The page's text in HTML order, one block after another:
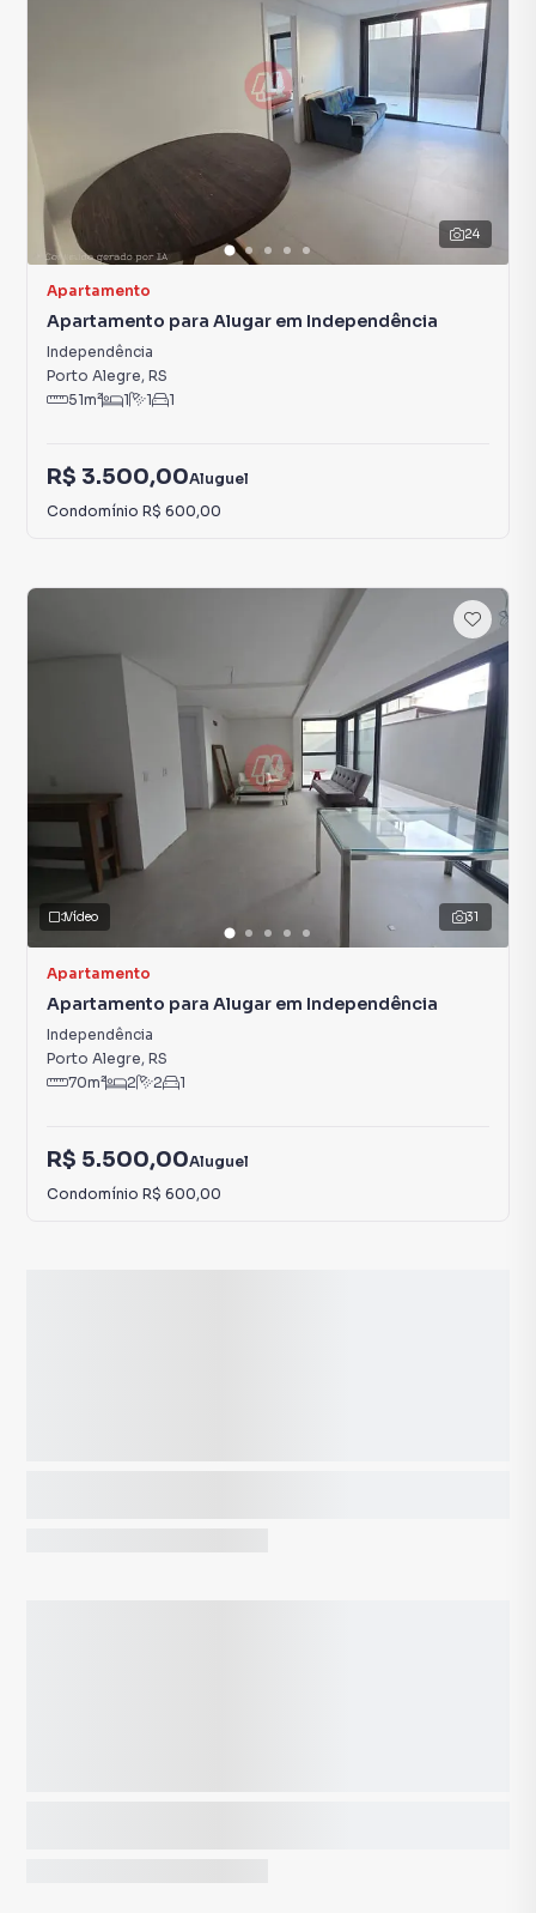
24
Apartamento
Apartamento para Alugar em Independência
Independência
Porto Alegre, RS
51m² 1 1 1
R$ 3.500,00Aluguel
Condomínio R$ 600,00
31
Vídeo
Apartamento
Apartamento para Alugar em Independência
Independência
Porto Alegre, RS
70m² 2 2 1
R$ 5.500,00Aluguel
Condomínio R$ 600,00